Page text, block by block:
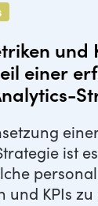
und
einer
ist
und KPIs zu